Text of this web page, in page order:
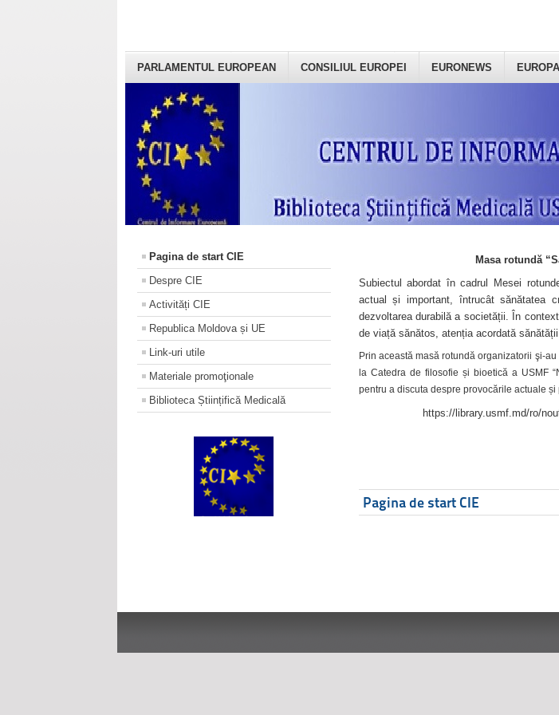
PARLAMENTUL EUROPEAN CONSILIUL EUROPEI EURONEWS
Pagina de start CIE
Despre CIE
Activități CIE
Republica Moldova și UE
Link-uri utile
Materiale promoţionale
Biblioteca Științifică Medicală
Masa rotundă
Subiectul abordat în cadrul Mesei
actual și important, întrucât sănătatea
dezvoltarea durabilă a societății. În
de viață sănătos, atenția acordată
Prin această masă rotundă organizatorii şi-
la Catedra de filosofie și bioetică a USMF
pentru a discuta despre provocările actuale
https://library.usmf.md/ro/
Pagina de start CIE